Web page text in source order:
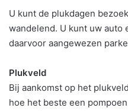
U kunt de plukdagen
wandelend. U kunt uw auto
daarvoor aangewezen
Plukveld
Bij aankomst op het
hoe het beste een